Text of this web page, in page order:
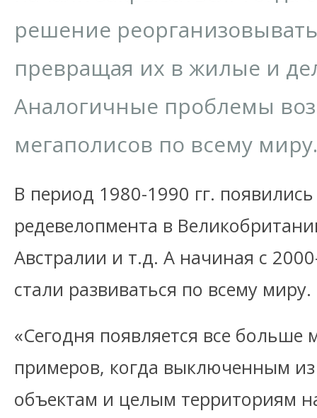
решение
превращая их в жилые и
Аналогичные проблемы
мегаполисов по всему
В период 1980-1990 гг.
редевелопмента в
Австралии и т.д. А начиная с
стали развиваться по всему миру.
«Сегодня появляется все больше
примеров, когда выключенным
объектам и целым территориям